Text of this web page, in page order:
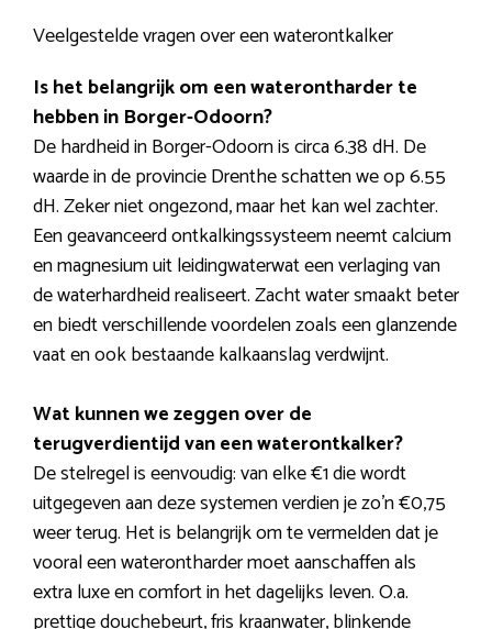
Veelgestelde vragen over een waterontkalker
Is het belangrijk om een waterontharder te
hebben in Borger-Odoorn?
De hardheid in Borger-Odoorn is circa 6.38 dH. De
waarde in de provincie Drenthe schatten we op 6.55
dH. Zeker niet ongezond, maar het kan wel zachter.
Een geavanceerd ontkalkingssysteem neemt calcium
en magnesium uit leidingwaterwat een verlaging van
de waterhardheid realiseert. Zacht water smaakt beter
en biedt verschillende voordelen zoals een glanzende
vaat en ook bestaande kalkaanslag verdwijnt.
Wat kunnen we zeggen over de
terugverdientijd van een waterontkalker?
De stelregel is eenvoudig: van elke €1 die wordt
uitgegeven aan deze systemen verdien je zo’n €0,75
weer terug. Het is belangrijk om te vermelden dat je
vooral een waterontharder moet aanschaffen als
extra luxe en comfort in het dagelijks leven. O.a.